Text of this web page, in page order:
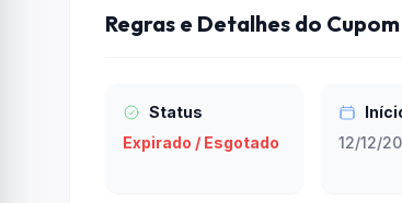
Regras e Detalhes do Cupom
Status
Expirado / Esgotado
12/12/